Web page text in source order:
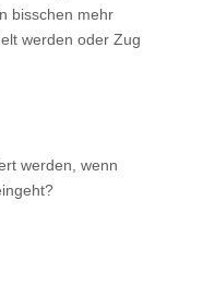
bisschen mehr
werden oder Zug
werden, wenn